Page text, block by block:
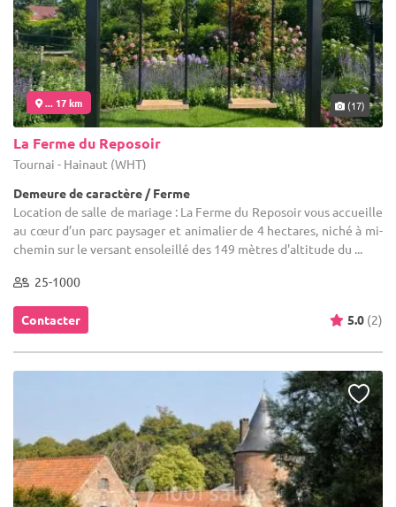
... 17 km (17)
La Ferme du Reposoir
Tournai - Hainaut (WHT)
Demeure de caractère / Ferme
Location de salle de mariage : La Ferme du Reposoir vous accueille
au cœur d’un parc paysager et animalier de 4 hectares, niché à mi-
chemin sur le versant ensoleillé des 149 mètres d'altitude du ...
25-1000
Contacter 5.0 (2)